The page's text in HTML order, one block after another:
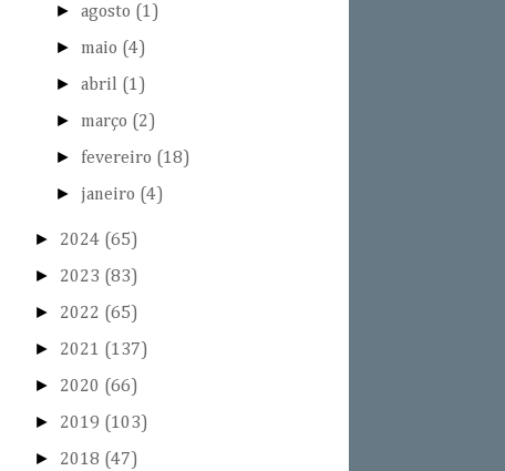
►agosto (1)
► maio (4)
►abril (1)
► março (2)
► fevereiro (18)
► janeiro (4)
► 2024 (65)
► 2023 (83)
► 2022 (65)
► 2021 (137)
► 2020 (66)
► 2019 (103)
► 2018 (47)